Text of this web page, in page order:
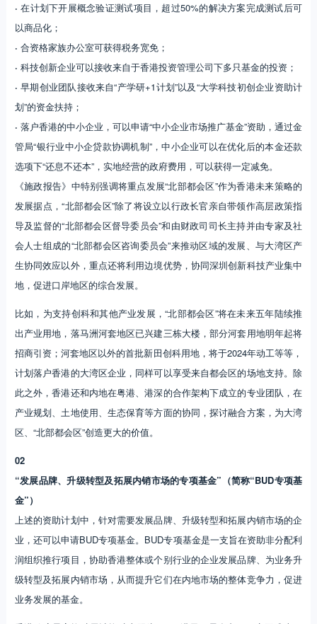
·在计划下开展概念验证测试项目，超过50%的解决方案完成测试后可
以商品化；
· 合资格家族办公室可获得税务宽免；
· 科技创新企业可以接收来自于香港投资管理公司下多只基金的投资；
·早期创业团队接收来自“产学研+1计划”以及“大学科技初创企业资助计
划”的资金扶持；
· 落户香港的中小企业，可以申请“中小企业市场推广基金”资助，通过金
管局“银行业中小企贷款协调机制”，中小企业可以在优化后的本金还款
选项下“还息不还本”，实地经营的政府费用，可以获得一定减免。
《施政报告》中特别强调将重点发展“北部都会区”作为香港未来策略的
发展据点，“北部都会区”除了将设立以行政长官亲自带领作高层政策指
导及监督的“北部都会区督导委员会”和由财政司司长主持并由专家及社
会人士组成的“北部都会区咨询委员会”来推动区域的发展、与大湾区产
生协同效应以外，重点还将利用边境优势，协同深圳创新科技产业集中
地，促进口岸地区的综合发展。
比如，为支持创科和其他产业发展，“北部都会区”将在未来五年陆续推
出产业用地，落马洲河套地区已兴建三栋大楼，部分河套用地明年起将
招商引资；河套地区以外的首批新田创科用地，将于2024年动工等等，
计划落户香港的大湾区企业，同样可以享受来自都会区的场地支持。除
此之外，香港还和内地在粤港、港深的合作架构下成立的专业团队，在
产业规划、土地使用、生态保育等方面的协同，探讨融合方案，为大湾
区、“北部都会区”创造更大的价值。
02
“发展品牌、升级转型及拓展内销市场的专项基金”（简称“BUD专项基
金”）
上述的资助计划中，针对需要发展品牌、升级转型和拓展内销市场的企
业，还可以申请BUD专项基金。BUD专项基金是一支旨在资助非分配利
润组织推行项目，协助香港整体或个别行业的企业发展品牌、为业务升
级转型及拓展内销市场，从而提升它们在内地市场的整体竞争力，促进
业务发展的基金。